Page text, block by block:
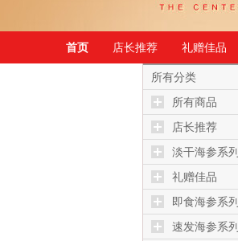
首页 店长推荐 礼赠佳品
所有分类
所有商品
店长推荐
淡干海参系列
礼赠佳品
即食海参系列
速发海参系列